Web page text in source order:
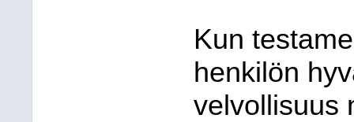
Kun
henkilön
velvollisuus